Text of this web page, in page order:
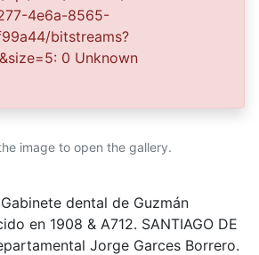
visitan la Biblioteca, propiciando el
La universidad Icesi es
proceso de difusión, facilitando
la consulta de las imágenes.
image to open the gallery.
dental de Guzmán
en 1908 & A712. SANTIAGO DE
Jorge Garces Borrero.
4e6a-8565-
bitstreams?
0 Unknown